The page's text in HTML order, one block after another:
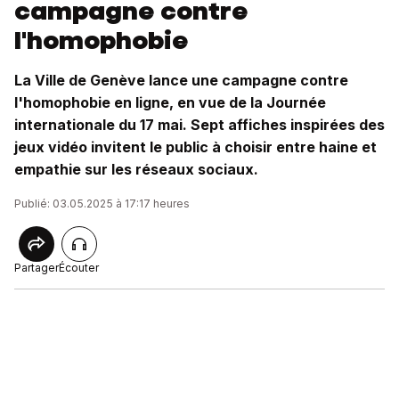
campagne contre
l'homophobie
La Ville de Genève lance une campagne contre
l'homophobie en ligne, en vue de la Journée
internationale du 17 mai. Sept affiches inspirées des
jeux vidéo invitent le public à choisir entre haine et
empathie sur les réseaux sociaux.
Publié: 03.05.2025 à 17:17 heures
PartagerÉcouter